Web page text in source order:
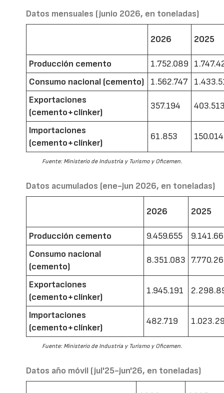
Datos mensuales (junio 2026, en toneladas)
2026 2025
Producción cemento 1.752.089
Consumo nacional (cemento)
1.562.747
Exportaciones
(cemento+clínker)
357.194
Importaciones
(cemento+clínker)
61.853 150.014
Fuente: Ministerio de Industria y Turismo y Oficemen.
Datos acumulados (ene-jun 2026, en toneladas)
2026 2025
Producción cemento 9.459.655
Consumo nacional
(cemento)
8.351.083
Exportaciones
(cemento+clínker)
1.945.191
Importaciones
(cemento+clínker)
482.719
Fuente: Ministerio de Industria y Turismo y Oficemen.
Datos año móvil (jul'25-jun'26, en toneladas)